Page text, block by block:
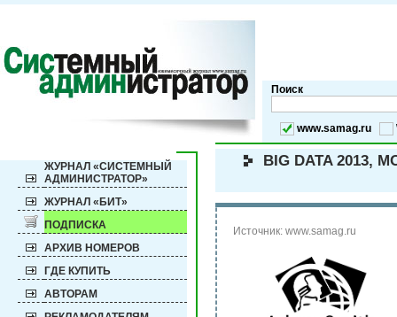
Поиск
www.samag.ru
ЖУРНАЛ «СИСТЕМНЫЙ
АДМИНИСТРАТОР»
ЖУРНАЛ «БИТ»
ПОДПИСКА
АРХИВ НОМЕРОВ
ГДЕ КУПИТЬ
АВТОРАМ
BIG DATA
Источник: www.samag.ru